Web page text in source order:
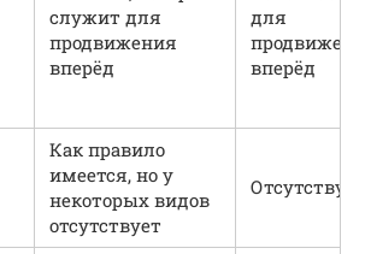
служит для
продвижения
вперёд
для
вперёд
Как правило
имеется, но у
некоторых видов
отсутствует